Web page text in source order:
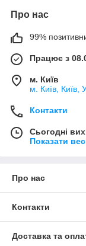
Про нас
99%
Працює з
м. Київ
м. Київ, Київ,
Контакти
Сьогодні
Показати
Про нас
Контакти
Доставка та